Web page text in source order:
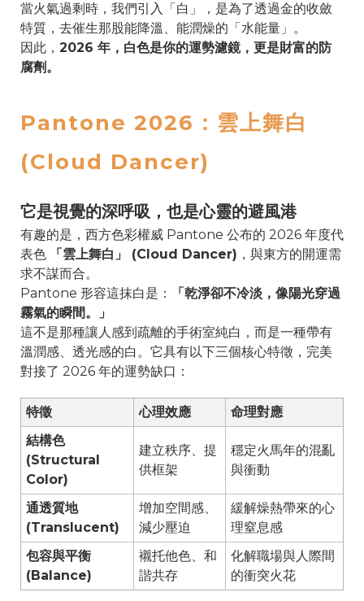
當火氣過剩時，我們引入「白」，是為了透過金的收斂
特質，去催生那股能降溫、能潤燥的「水能量」。
因此， 2026 年，白色是你的運勢濾鏡，更是財富的防
腐劑。
Pantone 2026：雲上舞白
(Cloud Dancer)
它是視覺的深呼吸，也是心靈的避風港
有趣的是，西方色彩權威 Pantone 公布的 2026 年度代
表色
「雲上舞白」 (Cloud Dancer) ，與東方的開運需
求不謀而合。
Pantone 形容這抹白是：
「乾淨卻不冷淡，像陽光穿過
霧氣的瞬間。」
這不是那種讓人感到疏離的手術室純白，而是一種帶有
溫潤感、透光感的白。它具有以下三個核心特徵，完美
對接了 2026 年的運勢缺口：
特徵 心理效應
命理對應
結構色
(Structural
Color)
建立秩序、提
供框架
穩定火馬年的混亂
與衝動
通透質地
(Translucent)
增加空間感、
減少壓迫
緩解燥熱帶來的心
理窒息感
包容與平衡
(Balance)
襯托他色、和
諧共存
化解職場與人際間
的衝突火花